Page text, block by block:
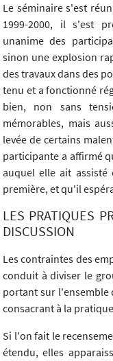
Le séminaire s'est
1999-2000, il s'est
unanime des
sinon une explosion
des travaux dans des
tenu et a fonctionné
bien, non sans
mémorables, mais
levée de certains
participante a affirmé
auquel elle ait
première, et qu'il
LES PRATIQUES
DISCUSSION
Les contraintes des
conduit à diviser le
portant sur l'ensemble
consacrant à la
Si l'on fait le
étendu, elles